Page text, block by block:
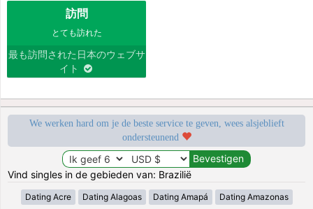
訪問
とても訪れた
最も訪問された日本のウェブサ
イト
We werken hard om je de beste service te geven, wees alsjeblieft
ondersteunend
Vind singles in de gebieden van: Brazilië
Dating Acre Dating Alagoas Dating Amapá Dating Amazonas